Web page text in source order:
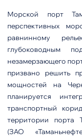
Морской порт
перспективных
равнинному
глубоководным
незамерзающего
призвано решить
мощностей на
планируется
транспортный
территории порта
(ЗАО